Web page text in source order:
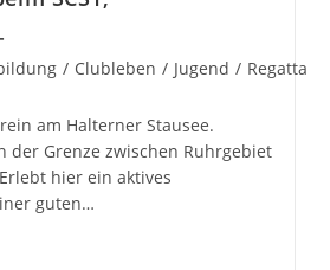
/ Clubleben / Jugend / Regatta
am Halterner Stausee.
der Grenze zwischen Ruhrgebiet
hier ein aktives
guten…